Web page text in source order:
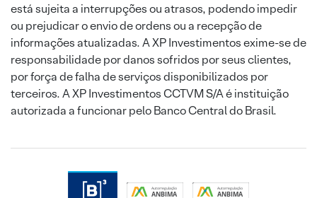
está sujeita a interrupções ou atrasos, podendo impedir
ou prejudicar o envio de ordens ou a recepção de
informações atualizadas. A XP Investimentos exime-se de
responsabilidade por danos sofridos por seus clientes,
por força de falha de serviços disponibilizados por
terceiros. A XP Investimentos CCTVM S/A é instituição
autorizada a funcionar pelo Banco Central do Brasil.